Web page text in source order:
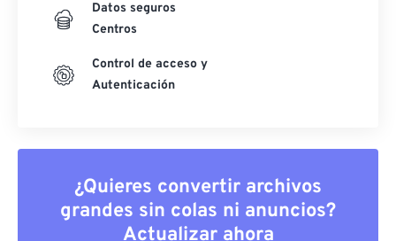
Datos seguros
Centros
Control de acceso y
Autenticación
¿Quieres convertir archivos
grandes sin colas ni anuncios?
Actualizar ahora